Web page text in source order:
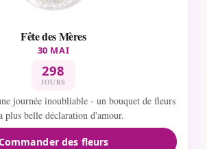
Fête des Mères
30 MAI
298
JOURS
journée inoubliable - un bouquet de fleurs
plus belle déclaration d'amour.
des fleurs